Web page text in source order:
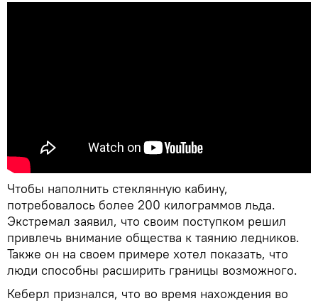
Чтобы наполнить стеклянную кабину,
потребовалось более 200 килограммов льда.
Экстремал заявил, что своим поступком решил
привлечь внимание общества к таянию ледников.
Также он на своем примере хотел показать, что
люди способны расширить границы возможного.
Кеберл признался, что во время нахождения во